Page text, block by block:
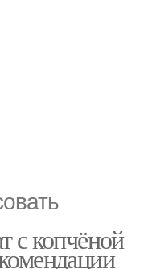
с копчёной